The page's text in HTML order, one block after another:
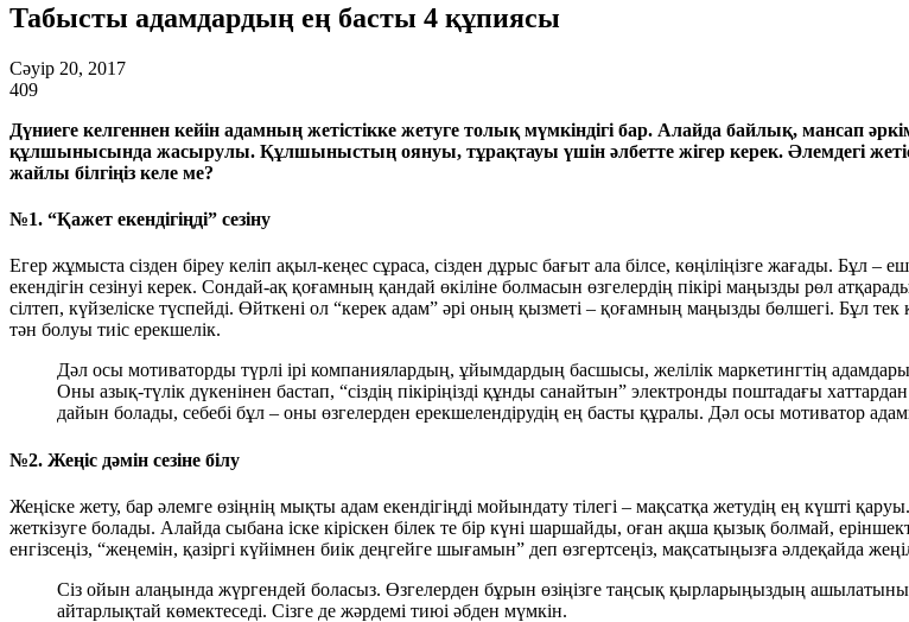
Табысты адамдардың ең басты 4 құпиясы
Сәуір 20, 2017
409
Дүниеге келгеннен кейін адамның жетістікке жетуге толық мүмкіндігі бар. Алайда байлық, мансап
құлшынысында жасырулы. Құлшыныстың оянуы, тұрақтауы үшін әлбетте жігер керек. Әлемдегі
жайлы білгіңіз келе ме?
№1. “Қажет екендігіңді” сезіну
Егер жұмыста сізден біреу келіп ақыл-кеңес сұраса, сізден дұрыс бағыт ала білсе, көңіліңізге жағады. Бұл
екендігін сезінуі керек. Сондай-ақ қоғамның қандай өкіліне болмасын өзгелердің пікірі маңызды рөл
сілтеп, күйзеліске түспейді. Өйткені ол “керек адам” әрі оның қызметі – қоғамның маңызды бөлшегі. Бұл
тән болуы тиіс ерекшелік.
Дәл осы мотиваторды түрлі ірі компаниялардың, ұйымдардың басшысы, желілік маркетингтің
Оны азық-түлік дүкенінен бастап, “сіздің пікіріңізді құнды санайтын” электронды поштадағы
дайын болады, себебі бұл – оны өзгелерден ерекшелендірудің ең басты құралы. Дәл осы мотиватор
№2. Жеңіс дәмін сезіне білу
Жеңіске жету, бар әлемге өзіңнің мықты адам екендігіңді мойындату тілегі – мақсатқа жетудің ең күшті
жеткізуге болады. Алайда сыбана іске кіріскен білек те бір күні шаршайды, оған ақша қызық болмай,
енгізсеңіз, “жеңемін, қазіргі күйімнен биік деңгейге шығамын” деп өзгертсеңіз, мақсатыңызға әлдеқайда
Сіз ойын алаңында жүргендей боласыз. Өзгелерден бұрын өзіңізге таңсық қырларыңыздың
айтарлықтай көмектеседі. Сізге де жәрдемі тиюі әбден мүмкін.